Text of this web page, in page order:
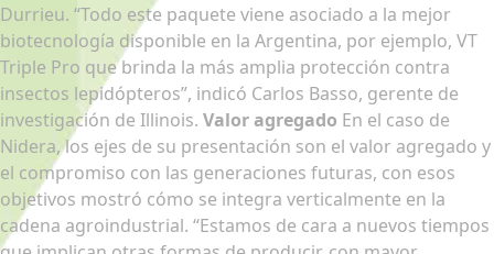
Durrieu. “Todo este paquete viene asociado a la mejor
biotecnología disponible en la Argentina, por ejemplo, VT
Triple Pro que brinda la más amplia protección contra
insectos lepidópteros”, indicó Carlos Basso, gerente de
investigación de Illinois. Valor agregado En el caso de
Nidera, los ejes de su presentación son el valor agregado y
el compromiso con las generaciones futuras, con esos
objetivos mostró cómo se integra verticalmente en la
cadena agroindustrial. “Estamos de cara a nuevos tiempos